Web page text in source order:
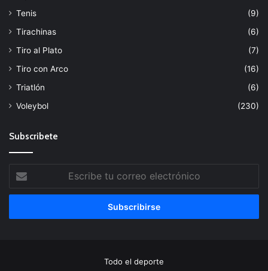
Tenis
(9)
Tirachinas
(6)
Tiro al Plato
(7)
Tiro con Arco
(16)
Triatlón
(6)
Voleybol
(230)
Subscribete
tu
correo
Todo el deporte